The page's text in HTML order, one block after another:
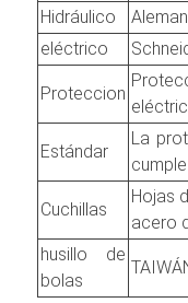
Hidráulico
eléctrico
Proteccion
Estándar
La
Cuchillas
Hojas
acero
husillo de
bolas